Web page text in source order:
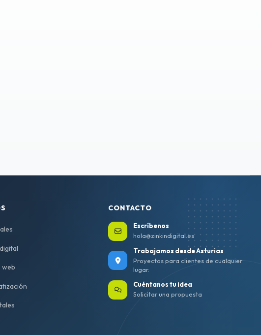
CONTACTO
Escríbenos
hola@zinkindigital.es
Trabajamos desde Asturias
Proyectos para clientes de cualquier
lugar.
Cuéntanos tu idea
Solicitar una propuesta